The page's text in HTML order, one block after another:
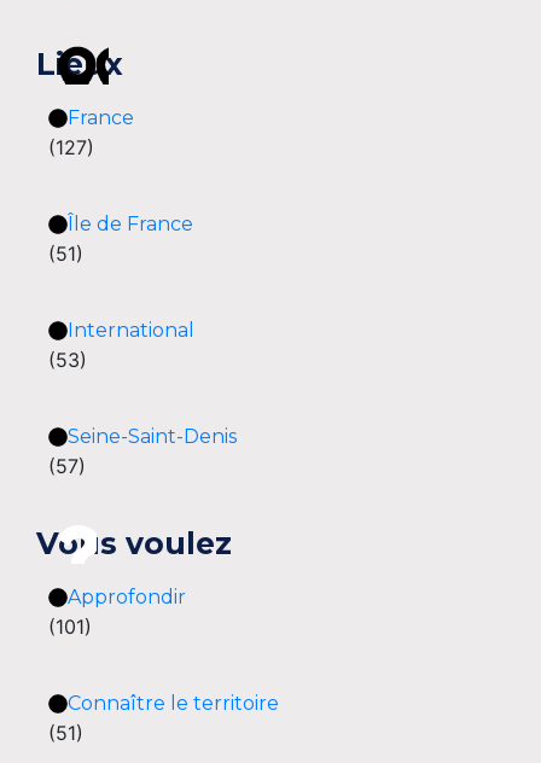
Lieux
France
(127)
Île de France
(51)
International
(53)
Seine-Saint-Denis
(57)
Vous voulez
Approfondir
(101)
Connaître le territoire
(51)